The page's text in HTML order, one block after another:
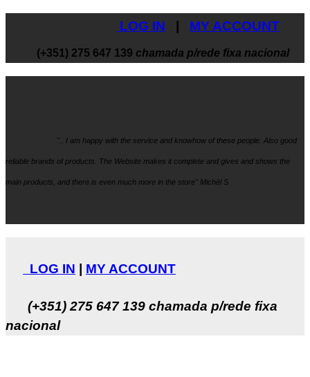
LOG IN MY ACCOUNT
(+351) 275 647 139 chamada p/rede fixa nacional
".. I am happy with the service and knowhow of these people. Also good
reliable brands of products. The Website makes it complete and gives and shows the
main products, and there is even much more in the store" Michël S
LOG IN MY ACCOUNT
(+351) 275 647 139 chamada p/rede fixa
nacional